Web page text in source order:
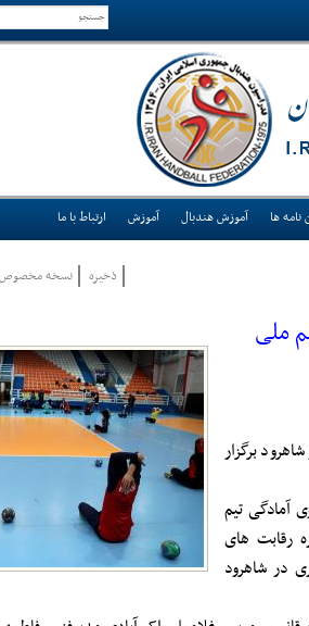
نامه ها آموزش هندبال آموزش ارتباط با ما
ذخيره نسخه
ملی
برگزار
آمادگی تیم
رقابت های
شهریور ماه جاری در شاهرود